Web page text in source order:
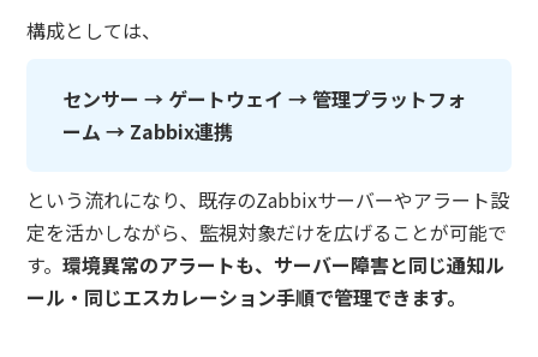
構成としては、
センサー → ゲートウェイ → 管理プラットフォ
ーム → Zabbix連携
という流れになり、既存のZabbixサーバーやアラート設
定を活かしながら、監視対象だけを広げることが可能で
す。環境異常のアラートも、サーバー障害と同じ通知ル
ール・同じエスカレーション手順で管理できます。